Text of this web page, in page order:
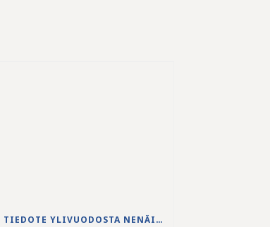
TIEDOTE YLIVUODOSTA NENÄINNIEMEN JÄTEVEDENPUHDISTAMOLLA